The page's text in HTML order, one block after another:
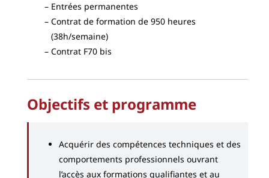
Entrées permanentes
Contrat de formation de 950 heures
(38h/semaine)
Contrat F70 bis
Objectifs et programme
Acquérir des compétences techniques et des
comportements professionnels ouvrant
l’accès aux formations qualifiantes et au